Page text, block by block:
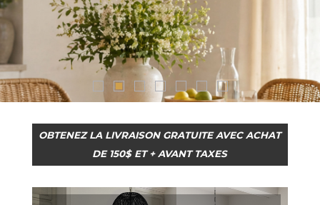
OBTENEZ LA LIVRAISON GRATUITE AVEC ACHAT
DE 150$ ET + AVANT TAXES